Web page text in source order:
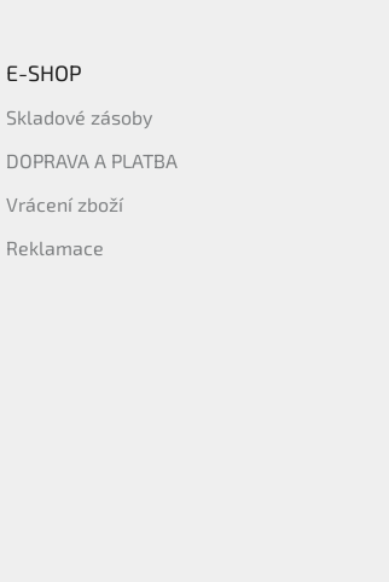
E-SHOP
Skladové zásoby
DOPRAVA A PLATBA
Vrácení zboží
Reklamace